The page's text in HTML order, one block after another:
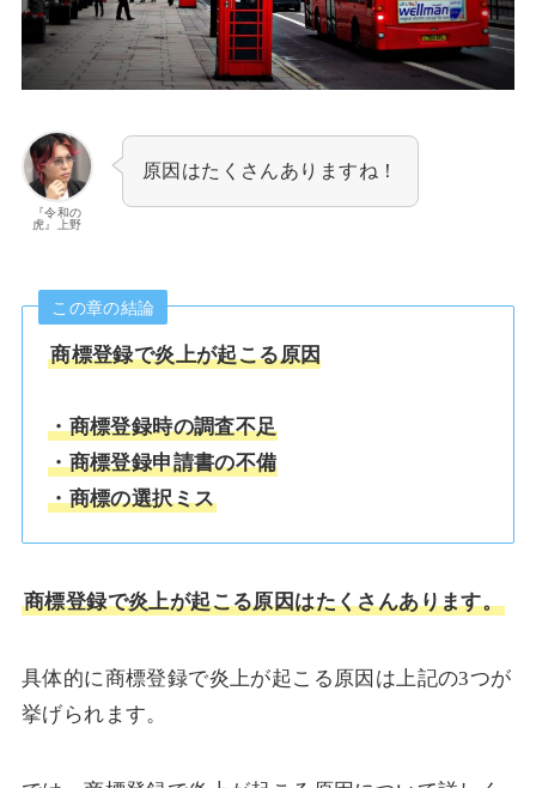
『令和の
虎』上野
原因はたくさんありますね！
この章の結論
商標登録で炎上が起こる原因
・商標登録時の調査不足
・商標登録申請書の不備
・商標の選択ミス
商標登録で炎上が起こる原因はたくさんあります。
具体的に商標登録で炎上が起こる原因は上記の3つが
挙げられます。